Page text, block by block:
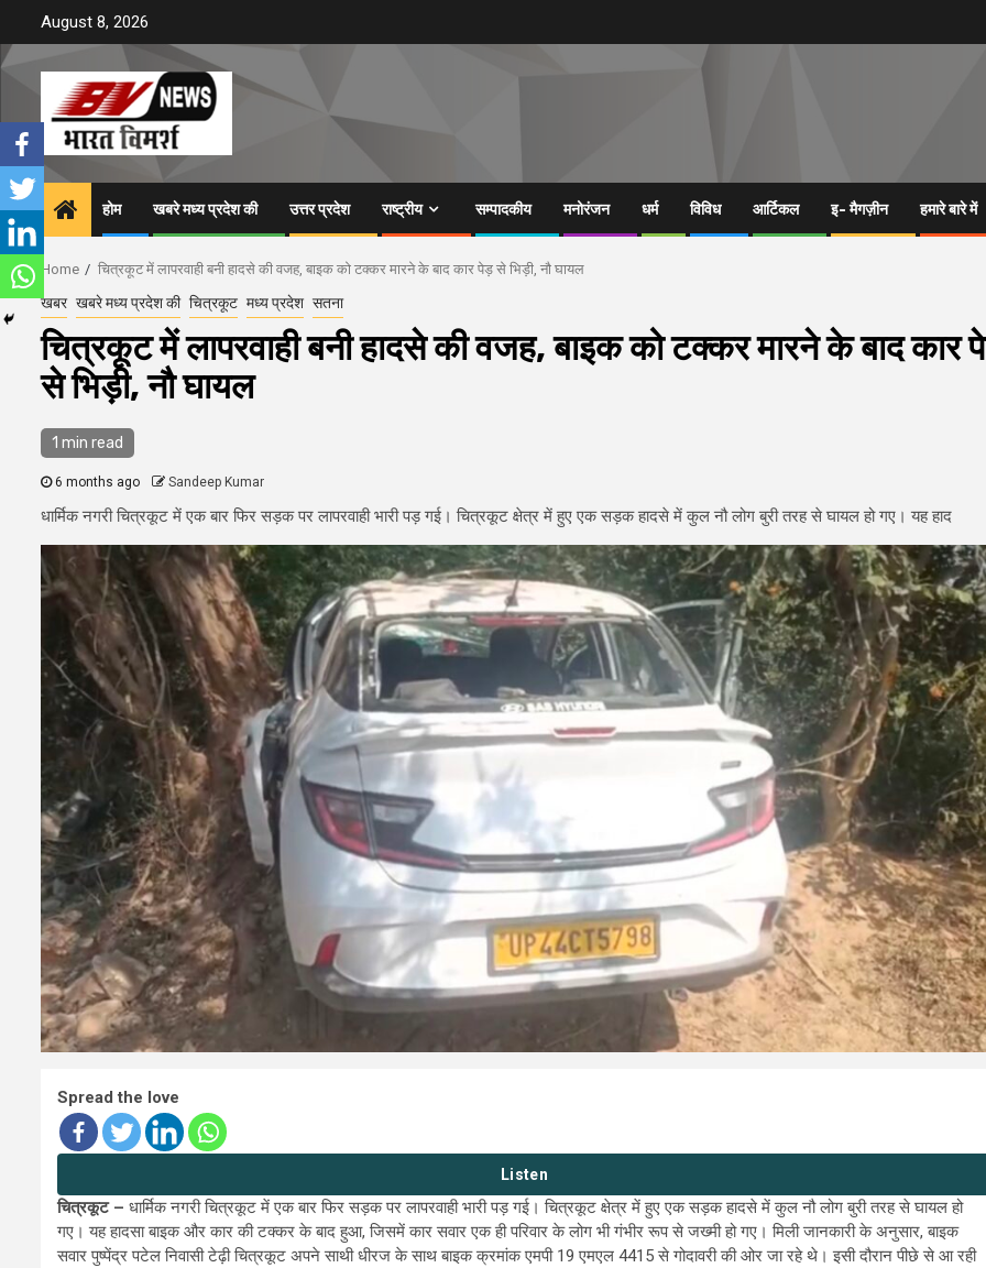
content
August 8, 2026
होम खबरे मध्य प्रदेश की उत्तर प्रदेश राष्ट्रीय सम्पादकीय मनोरंजन धर्म विविध आर्टिकल इ- मैगज़ीन हमारे बारे में
Home चित्रकूट में लापरवाही बनी हादसे की वजह, बाइक को टक्कर मारने के बाद कार पेड़ से भिड़ी, नौ घायल
खबर खबरे मध्य प्रदेश की चित्रकूट मध्य प्रदेश सतना
चित्रकूट में लापरवाही बनी हादसे की वजह, बाइक को टक्कर मारने के बाद कार
से भिड़ी, नौ घायल
1 min read
6 months ago Sandeep Kumar
धार्मिक नगरी चित्रकूट में एक बार फिर सड़क पर लापरवाही भारी पड़ गई। चित्रकूट क्षेत्र में हुए एक सड़क हादसे में कुल नौ लोग बुरी तरह से घायल हो गए। यह हाद
Spread the love
Listen
चित्रकूट – धार्मिक नगरी चित्रकूट में एक बार फिर सड़क पर लापरवाही भारी पड़ गई। चित्रकूट क्षेत्र में हुए एक सड़क हादसे में कुल नौ लोग बुरी तरह से घायल हो
गए। यह हादसा बाइक और कार की टक्कर के बाद हुआ, जिसमें कार सवार एक ही परिवार के लोग भी गंभीर रूप से जख्मी हो गए। मिली जानकारी के अनुसार, बाइक
सवार पुष्पेंद्र पटेल निवासी टेढ़ी चित्रकूट अपने साथी धीरज के साथ बाइक क्रमांक एमपी 19 एमएल 4415 से गोदावरी की ओर जा रहे थे। इसी दौरान पीछे से आ रही